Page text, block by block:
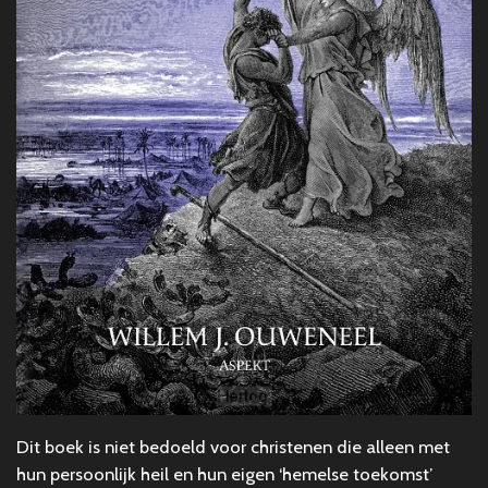
Dit boek is niet bedoeld voor christenen die alleen met
hun persoonlijk heil en hun eigen ‘hemelse toekomst’